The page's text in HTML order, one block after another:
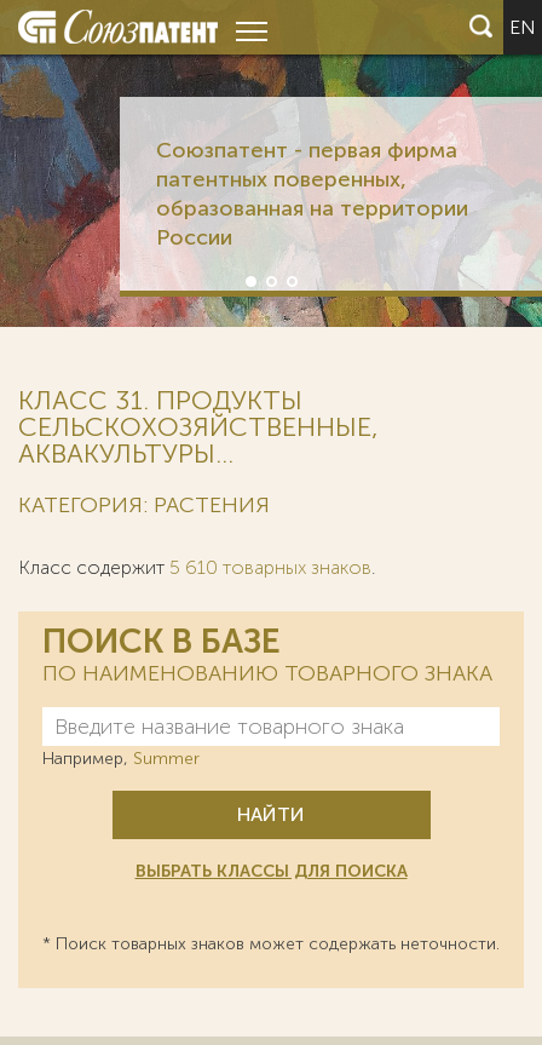
EN
Союзпатент - первая фирма
патентных поверенных,
образованная на территории
России
КЛАСС 31. ПРОДУКТЫ
СЕЛЬСКОХОЗЯЙСТВЕННЫЕ,
АКВАКУЛЬТУРЫ...
КАТЕГОРИЯ: РАСТЕНИЯ
Класс содержит 5 610 товарных знаков.
ПОИСК В БАЗЕ
ПО НАИМЕНОВАНИЮ ТОВАРНОГО ЗНАКА
Например, Summer
НАЙТИ
ВЫБРАТЬ КЛАССЫ ДЛЯ ПОИСКА
* Поиск товарных знаков может содержать неточности.